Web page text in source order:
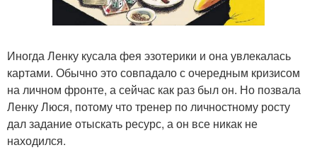
Иногда Ленку кусала фея эзотерики и она увлекалась
картами. Обычно это совпадало с очередным кризисом
на личном фронте, а сейчас как раз был он. Но позвала
Ленку Люся, потому что тренер по личностному росту
дал задание отыскать ресурс, а он все никак не
находился.